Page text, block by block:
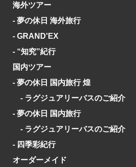
海外ツアー
- 夢の休日 海外旅行
- GRAND'EX
- “知究”紀行
国内ツアー
- 夢の休日 国内旅行 煌
- ラグジュアリーバスのご紹介
- 夢の休日 国内旅行
- ラグジュアリーバスのご紹介
- 四季彩紀行
オーダーメイド